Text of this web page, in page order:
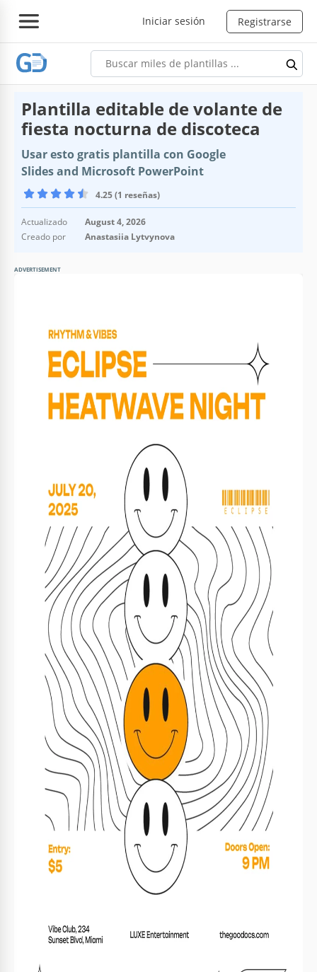
Iniciar sesión Registrarse
Plantilla editable de volante de
fiesta nocturna de discoteca
Usar esto gratis plantilla con Google
Slides and Microsoft PowerPoint
4.25 (1 reseñas)
Actualizado
August 4, 2026
Creado por
Anastasiia Lytvynova
ADVERTISEMENT